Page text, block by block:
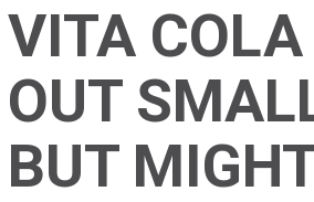
VITA
OUT
BUT